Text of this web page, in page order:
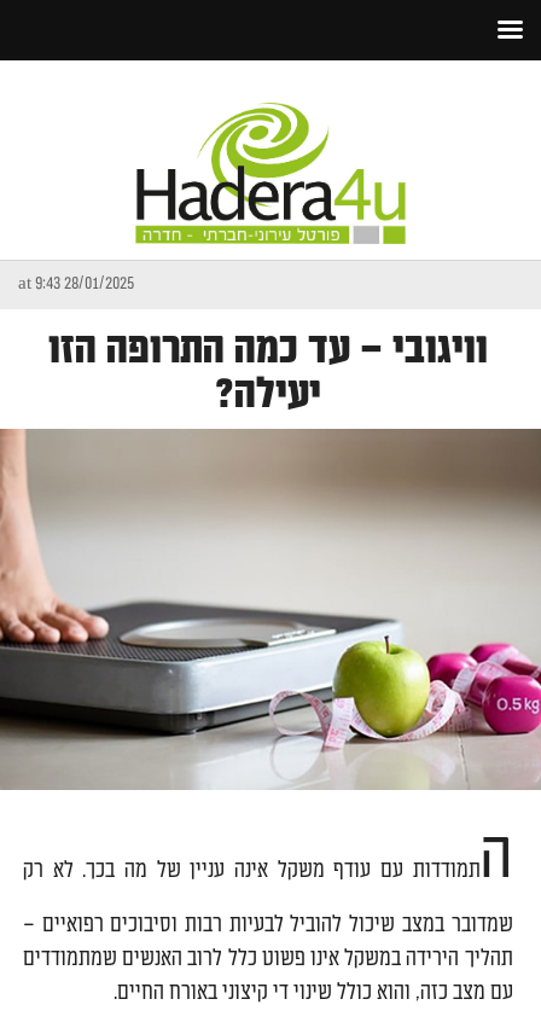
28/01/2025 at 9:43
וויגובי – עד כמה התרופה הזו
יעילה?
התמודדות עם עודף משקל אינה עניין של מה בכך. לא רק
שמדובר במצב שיכול להוביל לבעיות רבות וסיבוכים רפואיים –
תהליך הירידה במשקל אינו פשוט כלל לרוב האנשים שמתמודדים
עם מצב כזה, והוא כולל שינוי די קיצוני באורח החיים.